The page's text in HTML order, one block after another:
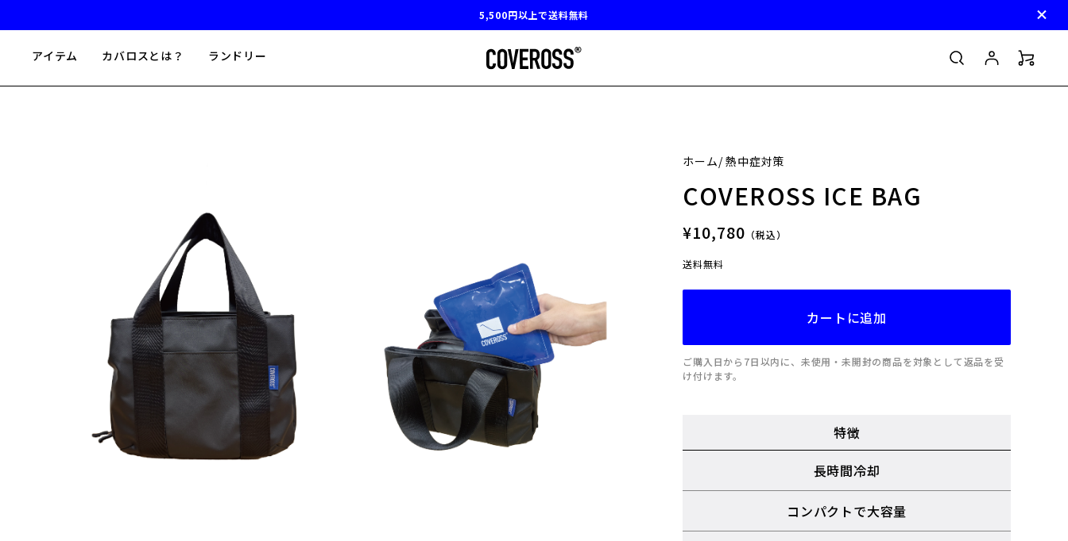
5,500円以上で送料無料
アイテム カバロスとは？ ランドリー
ホーム/ 熱中症対策
COVEROSS ICE BAG
¥10,780 （税込）
送料無料
カートに追加
ご購入日から7日以内に、未使用・未開封の商品を対象として返品を受
け付けます。
特徴
長時間冷却
コンパクトで大容量